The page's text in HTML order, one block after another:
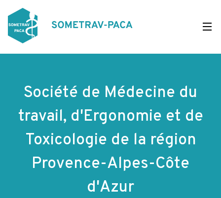
au
contenu
principal
Société de Médecine du
travail, d'Ergonomie et de
Toxicologie de la région
Provence-Alpes-Côte
d'Azur